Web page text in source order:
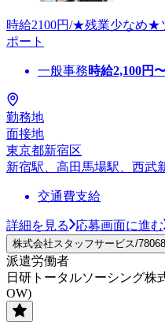
時給2100円/★残業少なめ★
ポート
一般事務時給2,100円
勤務地
面接地
東京都新宿区
新宿駅、高田馬場駅、西武
交通費支給
詳細を見る 応募画面に進む
株式会社スタッフサービス/
派遣労働者
日研トータルソーシング株
OW)